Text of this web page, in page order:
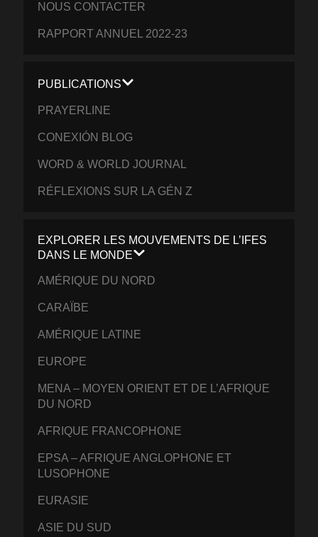
NOUS CONTACTER
RAPPORT ANNUEL 2022-23
PUBLICATIONS
PRAYERLINE
CONEXIÓN BLOG
WORD & WORLD JOURNAL
RÉFLEXIONS SUR LA GÉN Z
EXPLORER LES MOUVEMENTS DE L’IFES
DANS LE MONDE
AMÉRIQUE DU NORD
CARAÏBE
AMÉRIQUE LATINE
EUROPE
MENA – MOYEN ORIENT ET DE L’AFRIQUE
DU NORD
AFRIQUE FRANCOPHONE
EPSA – AFRIQUE ANGLOPHONE ET
LUSOPHONE
EURASIE
ASIE DU SUD